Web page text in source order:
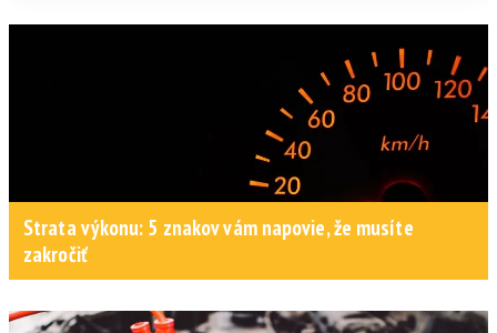
Strata výkonu: 5 znakov vám napovie, že musíte
zakročiť